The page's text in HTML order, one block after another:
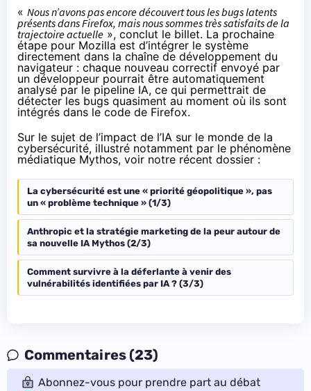
« Nous n’avons pas encore découvert tous les bugs latents
présents dans Firefox, mais nous sommes très satisfaits de la
trajectoire actuelle », conclut le billet. La prochaine
étape pour Mozilla est d’intégrer le système
directement dans la chaîne de développement du
navigateur : chaque nouveau correctif envoyé par
un développeur pourrait être automatiquement
analysé par le pipeline IA, ce qui permettrait de
détecter les bugs quasiment au moment où ils sont
intégrés dans le code de Firefox.
Sur le sujet de l’impact de l’IA sur le monde de la
cybersécurité, illustré notamment par le phénomène
médiatique Mythos, voir notre récent dossier :
La cybersécurité est une « priorité géopolitique », pas
un « problème technique » (1/3)
Anthropic et la stratégie marketing de la peur autour de
sa nouvelle IA Mythos (2/3)
Comment survivre à la déferlante à venir des
vulnérabilités identifiées par IA ? (3/3)
Commentaires (23)
Abonnez-vous pour prendre part au débat